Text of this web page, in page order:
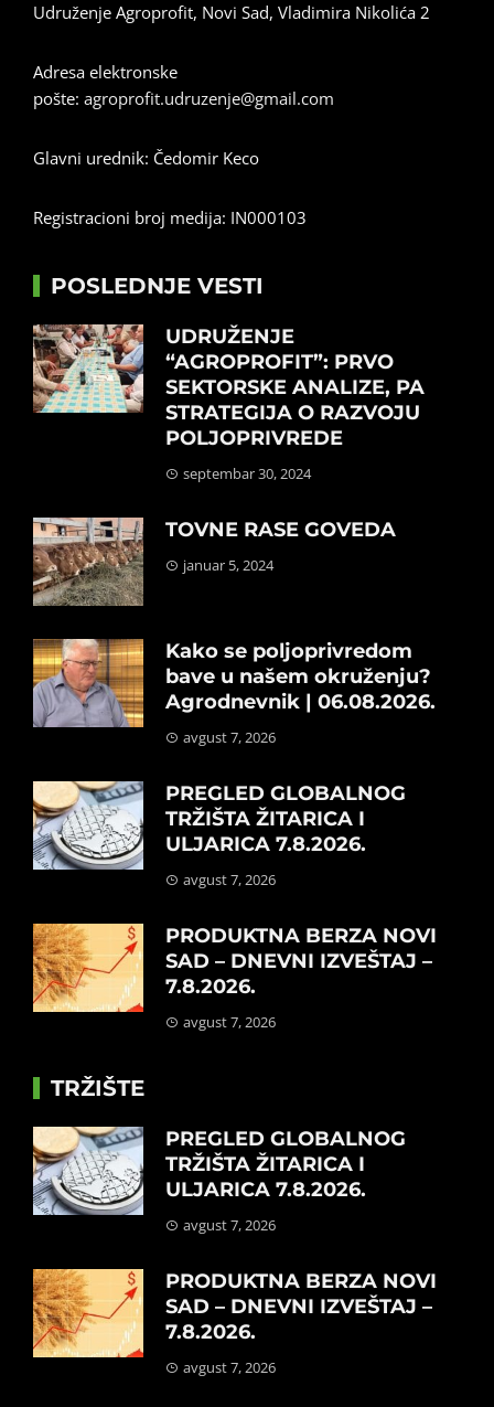
Udruženje Agroprofit, Novi Sad, Vladimira Nikolića 2
Adresa elektronske
pošte: agroprofit.udruzenje@gmail.com
Glavni urednik: Čedomir Keco
Registracioni broj medija: IN000103
POSLEDNJE VESTI
UDRUŽENJE
“AGROPROFIT”: PRVO
SEKTORSKE ANALIZE, PA
STRATEGIJA O RAZVOJU
POLJOPRIVREDE
septembar 30, 2024
TOVNE RASE GOVEDA
januar 5, 2024
Kako se poljoprivredom
bave u našem okruženju?
Agrodnevnik | 06.08.2026.
avgust 7, 2026
PREGLED GLOBALNOG
TRŽIŠTA ŽITARICA I
ULJARICA 7.8.2026.
avgust 7, 2026
PRODUKTNA BERZA NOVI
SAD – DNEVNI IZVEŠTAJ –
7.8.2026.
avgust 7, 2026
TRŽIŠTE
PREGLED GLOBALNOG
TRŽIŠTA ŽITARICA I
ULJARICA 7.8.2026.
avgust 7, 2026
PRODUKTNA BERZA NOVI
SAD – DNEVNI IZVEŠTAJ –
7.8.2026.
avgust 7, 2026